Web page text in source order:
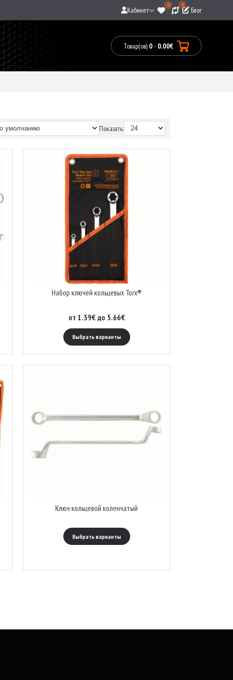
Кабинет
0 0
Блог
Товар(ов) 0- 0.00€
Товары:
Показать:
Набор ключей кольцевых Torx®
от 1.39€ до 5.66€
Выбрать варианты
Ключ кольцевой коленчатый
Выбрать варианты